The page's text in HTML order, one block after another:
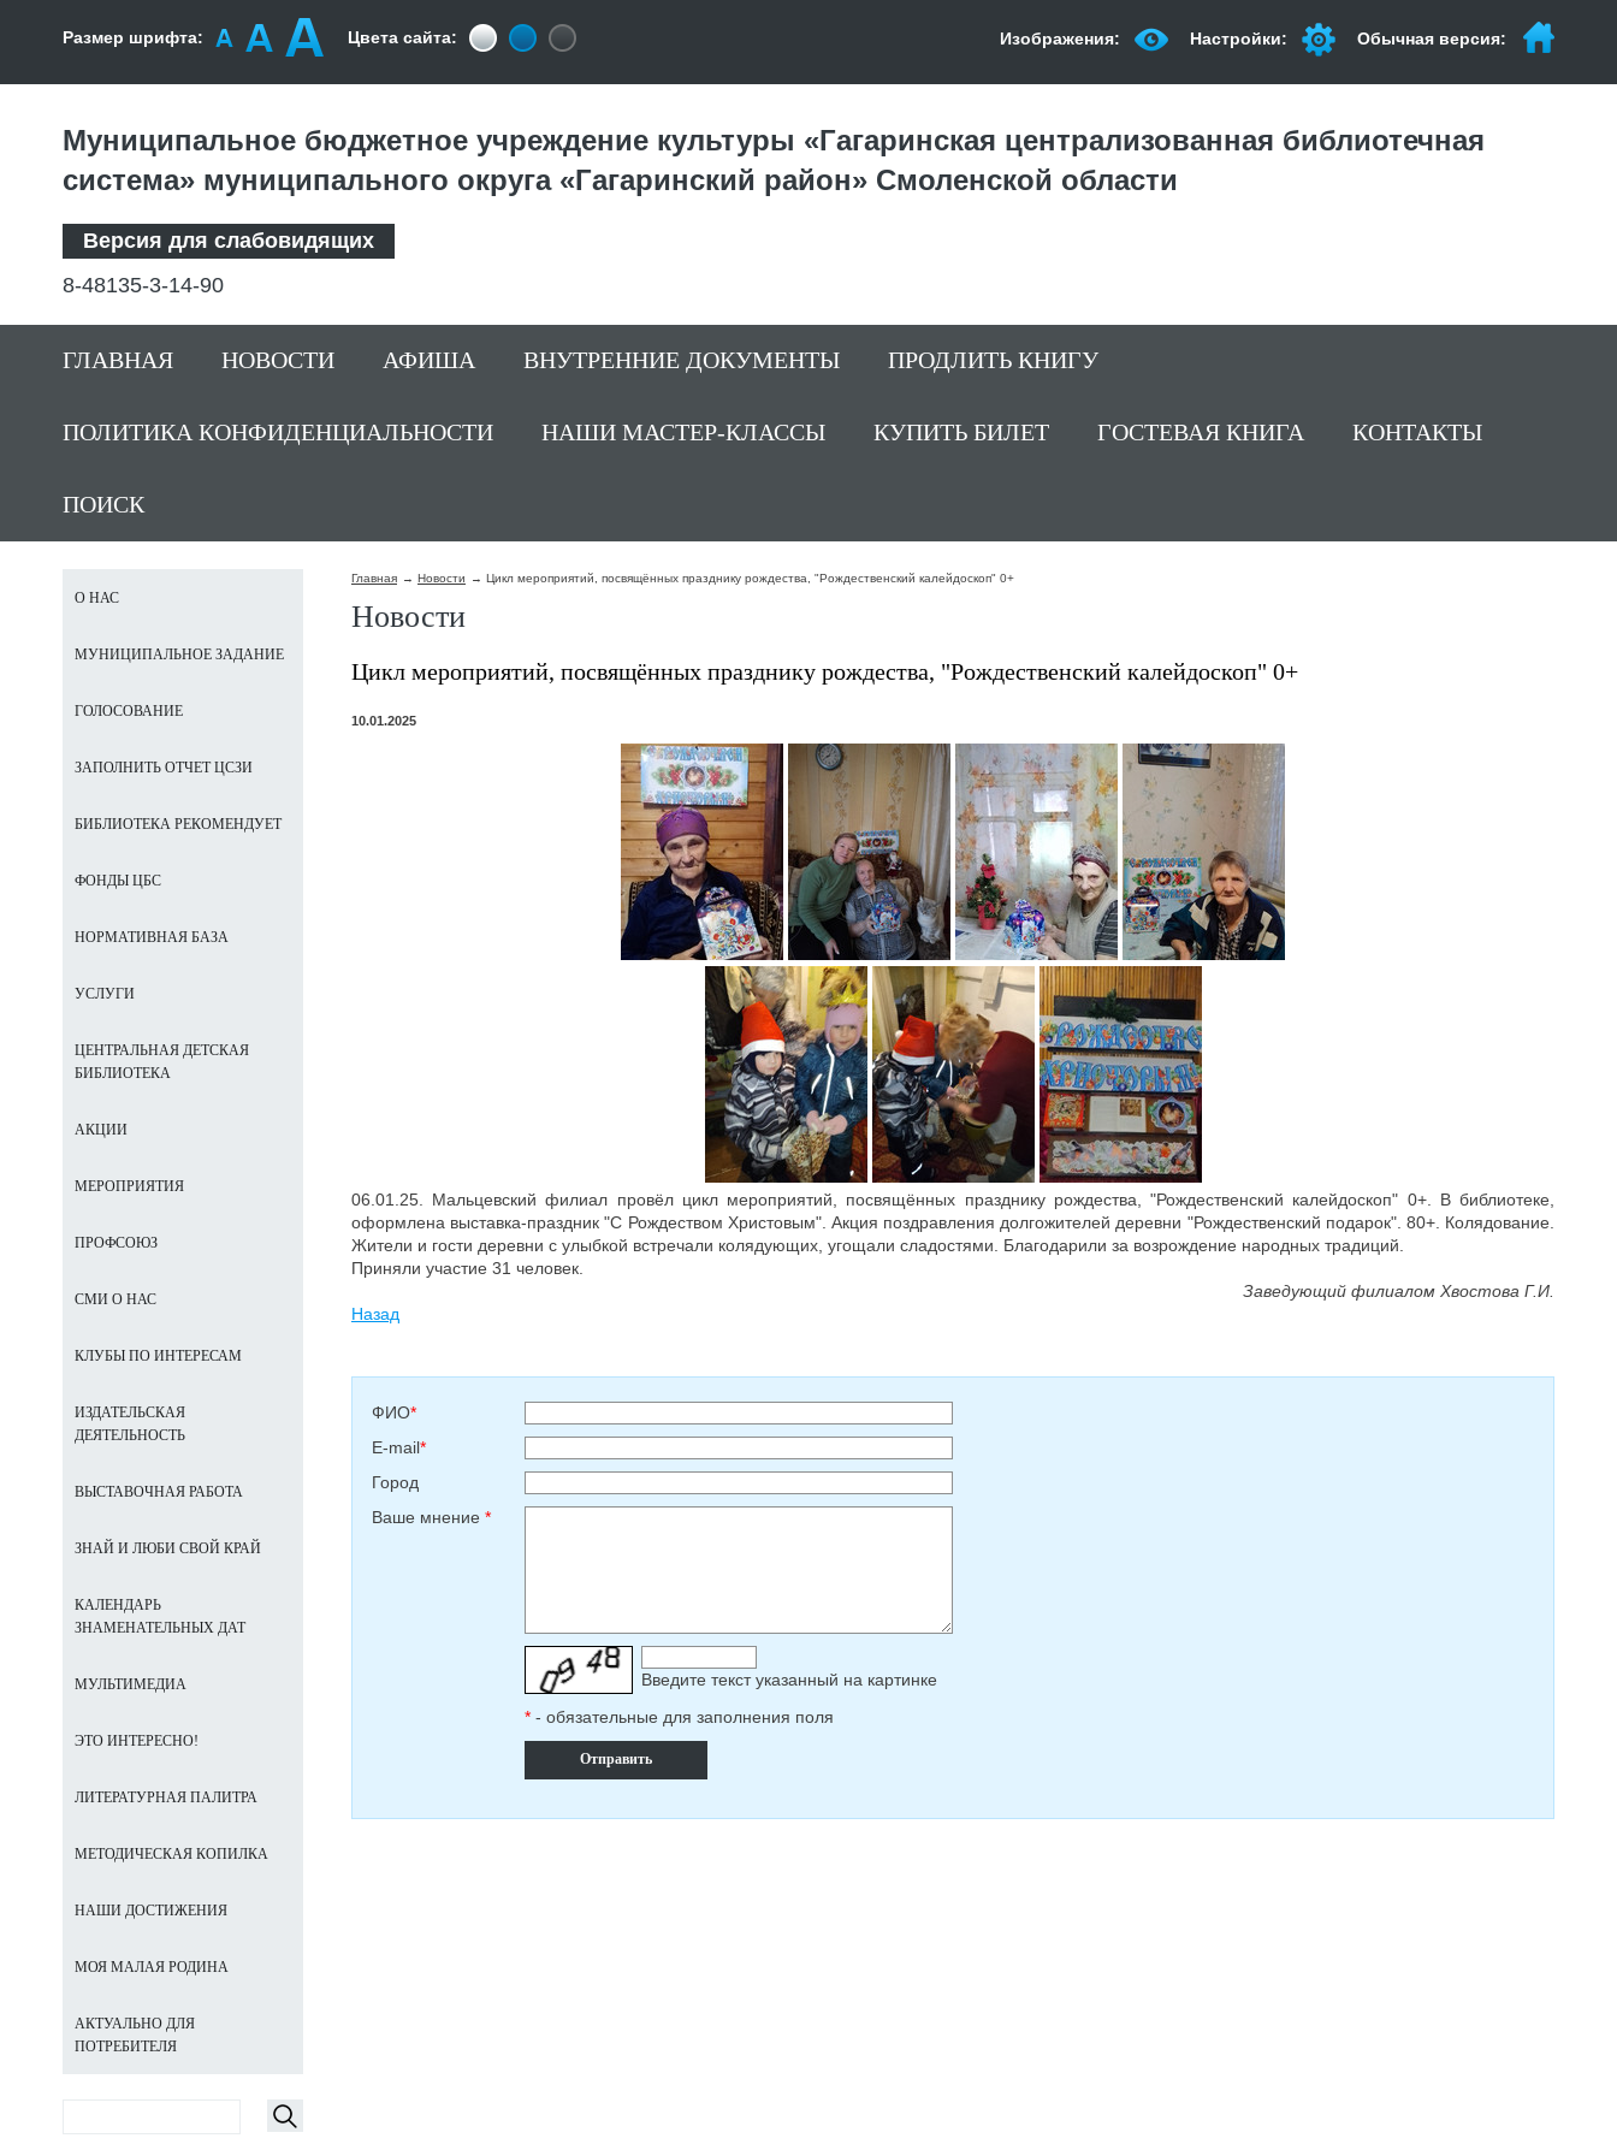
Размер шрифта: Цвета сайта: Изображения: Настройки: Обычная версия:
Муниципальное бюджетное учреждение культуры «Гагаринская централизованная библиотечная
система» муниципального округа «Гагаринский район» Смоленской области
Версия для слабовидящих
8-48135-3-14-90
ГЛАВНАЯ НОВОСТИ АФИША ВНУТРЕННИЕ ДОКУМЕНТЫ ПРОДЛИТЬ КНИГУ
ПОЛИТИКА КОНФИДЕНЦИАЛЬНОСТИ НАШИ МАСТЕР-КЛАССЫ КУПИТЬ БИЛЕТ ГОСТЕВАЯ КНИГА КОНТАКТЫ
ПОИСК
Главная Новости Цикл мероприятий, посвящённых празднику рождества, "Рождественский калейдоскоп" 0+
Новости
Цикл мероприятий, посвящённых празднику рождества, "Рождественский калейдоскоп" 0+
10.01.2025
06.01.25. Мальцевский филиал провёл цикл мероприятий, посвящённых празднику рождества, "Рождественский калейдоскоп" 0+. В библиотеке,
оформлена выставка-праздник "С Рождеством Христовым". Акция поздравления долгожителей деревни "Рождественский подарок". 80+. Колядование.
Жители и гости деревни с улыбкой встречали колядующих, угощали сладостями. Благодарили за возрождение народных традиций.
Приняли участие 31 человек.
Заведующий филиалом Хвостова Г.И.
Назад
ФИО*
E-mail*
Город
Ваше мнение *
Введите текcт указанный на картинке
* - обязательные для заполнения поля
Отправить
О НАС
МУНИЦИПАЛЬНОЕ ЗАДАНИЕ
ГОЛОСОВАНИЕ
ЗАПОЛНИТЬ ОТЧЕТ ЦСЗИ
БИБЛИОТЕКА РЕКОМЕНДУЕТ
ФОНДЫ ЦБС
НОРМАТИВНАЯ БАЗА
УСЛУГИ
ЦЕНТРАЛЬНАЯ ДЕТСКАЯ
БИБЛИОТЕКА
АКЦИИ
МЕРОПРИЯТИЯ
ПРОФСОЮЗ
СМИ О НАС
КЛУБЫ ПО ИНТЕРЕСАМ
ИЗДАТЕЛЬСКАЯ
ДЕЯТЕЛЬНОСТЬ
ВЫСТАВОЧНАЯ РАБОТА
ЗНАЙ И ЛЮБИ СВОЙ КРАЙ
КАЛЕНДАРЬ
ЗНАМЕНАТЕЛЬНЫХ ДАТ
МУЛЬТИМЕДИА
ЭТО ИНТЕРЕСНО!
ЛИТЕРАТУРНАЯ ПАЛИТРА
МЕТОДИЧЕСКАЯ КОПИЛКА
НАШИ ДОСТИЖЕНИЯ
МОЯ МАЛАЯ РОДИНА
АКТУАЛЬНО ДЛЯ
ПОТРЕБИТЕЛЯ